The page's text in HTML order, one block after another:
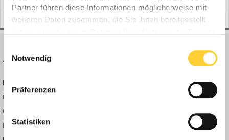
Partner führen diese Informationen möglicherweise mit
weiteren Daten zusammen, die Sie ihnen bereitgestellt
Notwendig
Präferenzen
Statistiken
BAUFORUM24
Bauforum24 News
Bauforum24 TV
BF24 Mediathek
BF24 Fotostrecken